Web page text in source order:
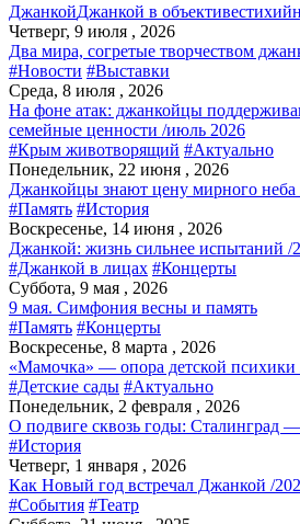
ДжанкойДжанкой в объективе
Четверг, 9 июля , 2026
Два мира, согретые творчеством
#Новости #Выставки
Среда, 8 июля , 2026
На фоне атак: джанкойцы
семейные ценности /июль 2026
#Крым животворящий #Актуально
Понедельник, 22 июня , 2026
Джанкойцы знают цену мирного неба
#Память #История
Воскресенье, 14 июня , 2026
Джанкой: жизнь сильнее испытаний /
#Джанкой в лицах #Концерты
Суббота, 9 мая , 2026
9 мая. Симфония весны и память
#Память #Концерты
Воскресенье, 8 марта , 2026
«Мамочка» — опора детской психики
#Детские сады #Актуально
Понедельник, 2 февраля , 2026
О подвиге сквозь годы: Сталинград
#История
Четверг, 1 января , 2026
Как Новый год встречал Джанкой /
#События #Театр